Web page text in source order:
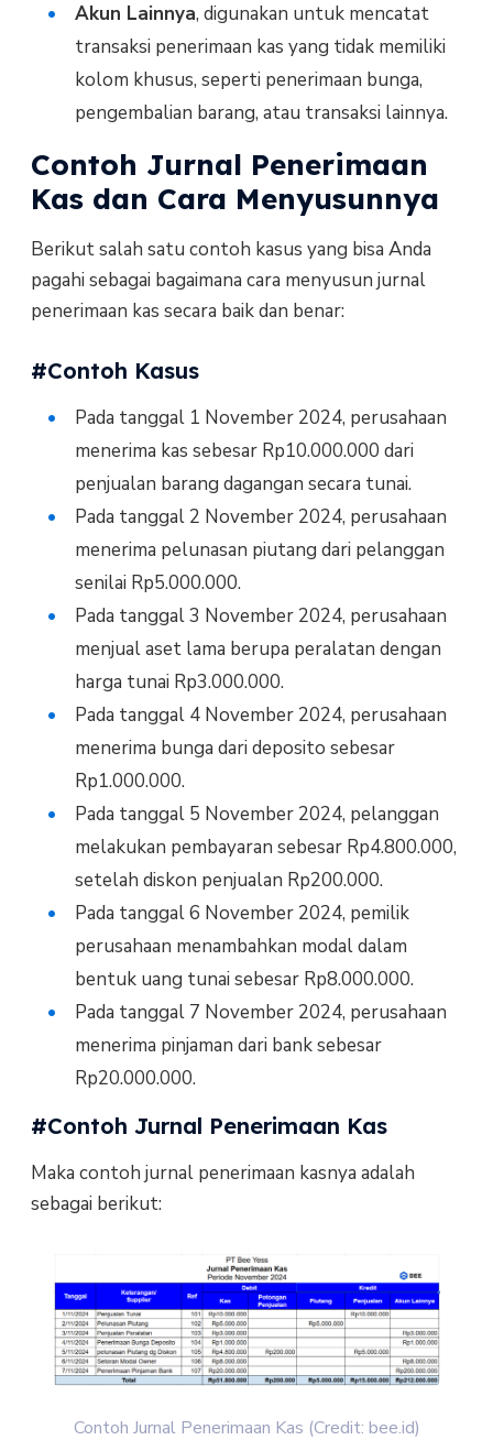
Akun Lainnya, digunakan untuk mencatat
transaksi penerimaan kas yang tidak memiliki
kolom khusus, seperti penerimaan bunga,
pengembalian barang, atau transaksi lainnya.
Contoh Jurnal Penerimaan
Kas dan Cara Menyusunnya
Berikut salah satu contoh kasus yang bisa Anda
pagahi sebagai bagaimana cara menyusun jurnal
penerimaan kas secara baik dan benar:
#Contoh Kasus
Pada tanggal 1 November 2024, perusahaan
menerima kas sebesar Rp10.000.000 dari
penjualan barang dagangan secara tunai.
Pada tanggal 2 November 2024, perusahaan
menerima pelunasan piutang dari pelanggan
senilai Rp5.000.000.
Pada tanggal 3 November 2024, perusahaan
menjual aset lama berupa peralatan dengan
harga tunai Rp3.000.000.
Pada tanggal 4 November 2024, perusahaan
menerima bunga dari deposito sebesar
Rp1.000.000.
Pada tanggal 5 November 2024, pelanggan
melakukan pembayaran sebesar Rp4.800.000,
setelah diskon penjualan Rp200.000.
Pada tanggal 6 November 2024, pemilik
perusahaan menambahkan modal dalam
bentuk uang tunai sebesar Rp8.000.000.
Pada tanggal 7 November 2024, perusahaan
menerima pinjaman dari bank sebesar
Rp20.000.000.
#Contoh Jurnal Penerimaan Kas
Maka contoh jurnal penerimaan kasnya adalah
sebagai berikut:
Contoh Jurnal Penerimaan Kas (Credit: bee.id)